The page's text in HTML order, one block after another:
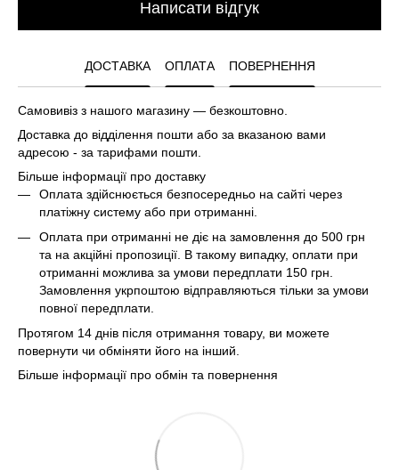
Написати відгук
ДОСТАВКА ОПЛАТА ПОВЕРНЕННЯ
Самовивіз з нашого магазину — безкоштовно.
Доставка до відділення пошти або за вказаною вами
адресою - за тарифами пошти.
Більше інформації про доставку
Оплата здійснюється безпосередньо на сайті через
платіжну систему або при отриманні.
Оплата при отриманні не діє на замовлення до 500 грн
та на акційні пропозиції. В такому випадку, оплати при
отриманні можлива за умови передплати 150 грн.
Замовлення укрпоштою відправляються тільки за умови
повної передплати.
Протягом 14 днів після отримання товару, ви можете
повернути чи обміняти його на інший.
Більше інформації про обмін та повернення